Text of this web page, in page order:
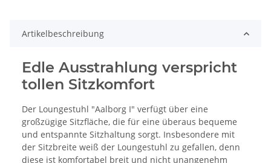
Artikelbeschreibung
Edle Ausstrahlung verspricht
tollen Sitzkomfort
Der Loungestuhl "Aalborg I" verfügt über eine
großzügige Sitzfläche, die für eine überaus bequeme
und entspannte Sitzhaltung sorgt. Insbesondere mit
der Sitzbreite weiß der Loungestuhl zu gefallen, denn
diese ist komfortabel breit und nicht unangenehm